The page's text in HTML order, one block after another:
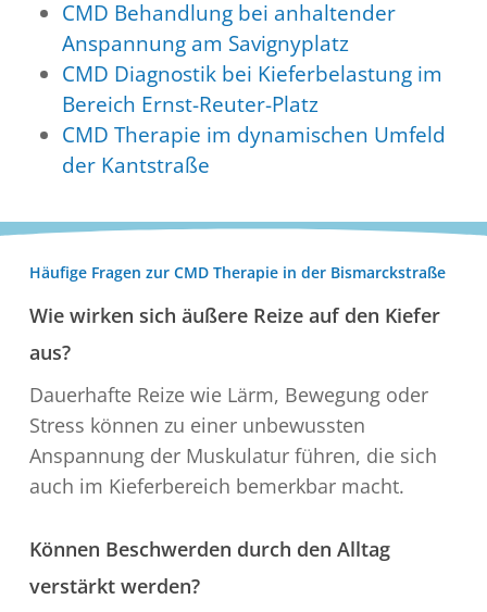
CMD Behandlung bei anhaltender
Anspannung am Savignyplatz
CMD Diagnostik bei Kieferbelastung im
Bereich Ernst-Reuter-Platz
CMD Therapie im dynamischen Umfeld
der Kantstraße
Häufige Fragen zur CMD Therapie in der Bismarckstraße
Wie wirken sich äußere Reize auf den Kiefer
aus?
Dauerhafte Reize wie Lärm, Bewegung oder
Stress können zu einer unbewussten
Anspannung der Muskulatur führen, die sich
auch im Kieferbereich bemerkbar macht.
Können Beschwerden durch den Alltag
verstärkt werden?